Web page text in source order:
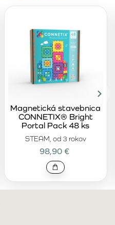
STEAM, od 3 rokov
Magnetická stavebnica
CONNETIX® Bright
Portal Pack 48 ks
98,90 €